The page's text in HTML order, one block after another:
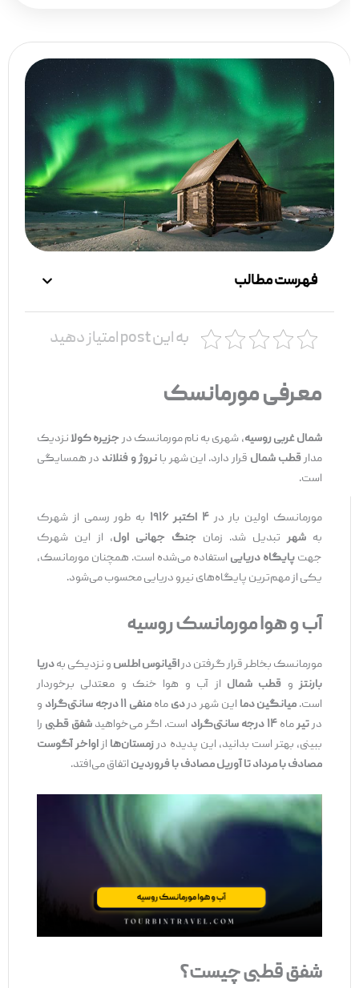
فهرست مطالب
به این post امتیاز دهید
معرفی مورمانسک
شمال غربی روسیه، شهری به نام مورمانسک درجزیره کولانزدیک
مدارقطب شمالقرار دارد. این شهر بانروژ و فنلانددر همسایگی
است.
مورمانسک اولین بار در۴ اکتبر ۱۹۱۶
به طور رسمی از شهرک
بهشهرتبدیل شد. زمانجنگ جهانی اول، از این شهرک
جهتپایگاه دریاییاستفاده می‌شده است. همچنان مورمانسک،
یکی از مهم‌ترین پایگاه‌های نیرو دریایی محسوب می‌شود.
آب و هوا مورمانسک روسیه
مورمانسک بخاطر قرار گرفتن دراقیانوس اطلسو نزدیکی به دریا
بارنتزوقطب شمالاز آب و هوا خنک و معتدلی برخوردار
است.میانگین دمااین شهر دردیماهمنفی ۱۱ درجه سانتی‌گراد
و
درتیرماه۱۴ درجه سانتی‌گراد است. اگر می‌خواهیدشفق قطبیرا
ببینی، بهتر است بدانید، این پدیده درزمستان‌هااز اواخر آگوست
مصادف با مرداد تا آوریل مصادف با فروردیناتفاق می‌افتد.
شفق قطبی چیست؟